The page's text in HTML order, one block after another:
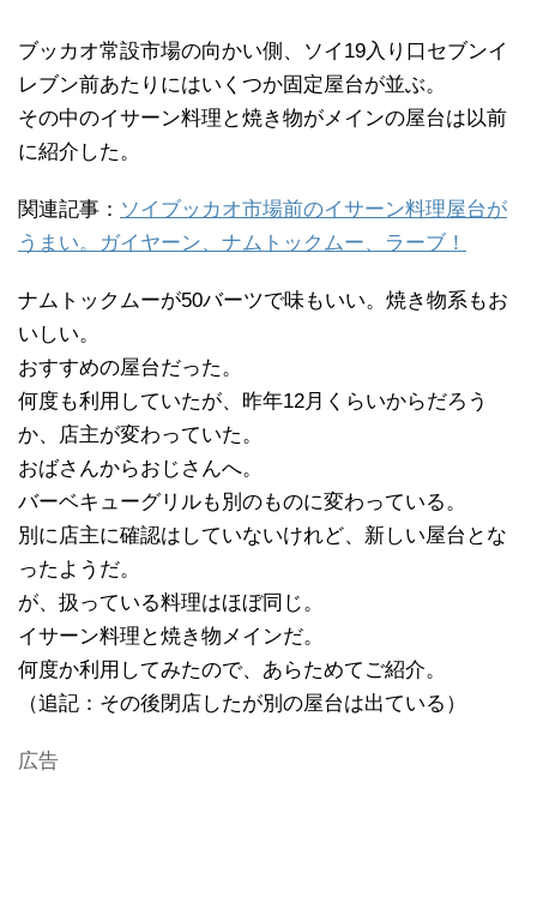
ブッカオ常設市場の向かい側、ソイ19入り口セブンイ
レブン前あたりにはいくつか固定屋台が並ぶ。
その中のイサーン料理と焼き物がメインの屋台は以前
に紹介した。
関連記事： ソイブッカオ市場前のイサーン料理屋台が
うまい。ガイヤーン、ナムトックムー、ラーブ！
ナムトックムーが50バーツで味もいい。焼き物系もお
いしい。
おすすめの屋台だった。
何度も利用していたが、昨年12月くらいからだろう
か、店主が変わっていた。
おばさんからおじさんへ。
バーベキューグリルも別のものに変わっている。
別に店主に確認はしていないけれど、新しい屋台とな
ったようだ。
が、扱っている料理はほぼ同じ。
イサーン料理と焼き物メインだ。
何度か利用してみたので、あらためてご紹介。
（追記：その後閉店したが別の屋台は出ている）
広告